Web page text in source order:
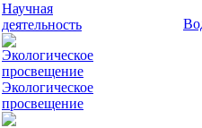
Научная
деятельность
Экологическое
просвещение